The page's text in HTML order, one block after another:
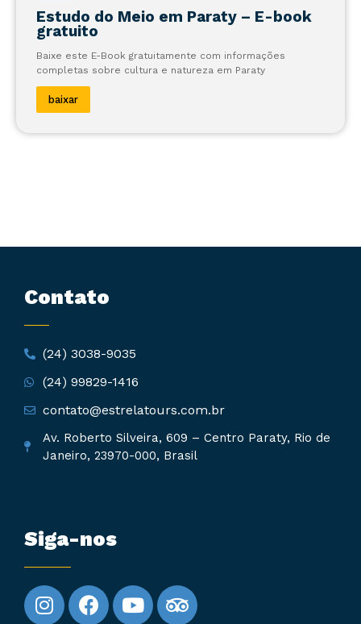
Estudo do Meio em Paraty – E-book
gratuito
Baixe este E-Book gratuitamente com informações
completas sobre cultura e natureza em Paraty
baixar
Contato
(24) 3038-9035
(24) 99829-1416
contato@estrelatours.com.br
Av. Roberto Silveira, 609 – Centro Paraty, Rio de
Janeiro, 23970-000, Brasil
Siga-nos